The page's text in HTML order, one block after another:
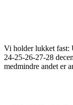
Vi holder lukket fast:
24-25-26-27-28
medmindre andet er